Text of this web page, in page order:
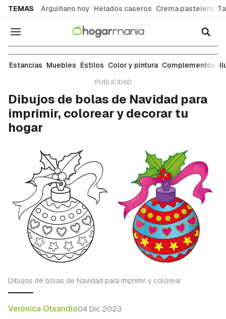
TEMAS Arguiñano hoy Helados caseros Crema pastelera
Navegación
Manualidades
Estancias Muebles Estilos Color y pintura Complementos
Dibujos de bolas de Navidad para
imprimir, colorear y decorar tu
hogar
Dibujos de bolas de Navidad para imprimir y colorear
Verónica Otxandio04 Dic 2023